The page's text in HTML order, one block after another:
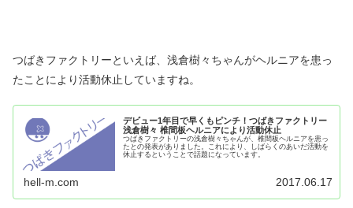
つばきファクトリーといえば、浅倉樹々ちゃんがヘルニアを患っ
たことにより活動休止していますね。
デビュー1年目で早くもピンチ！つばきファクトリー
浅倉樹々 椎間板ヘルニアにより活動休止
つばきファクトリーの浅倉樹々ちゃんが、椎間板ヘルニアを患っ
たとの発表がありました。これにより、しばらくのあいだ活動を
休止するということで話題になっています。
hell-m.com 2017.06.17